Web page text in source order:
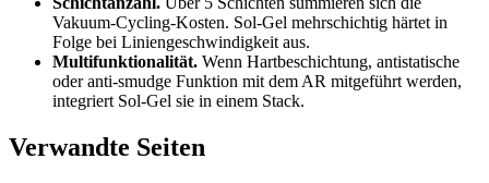
Vakuum-Cycling-Kosten. Sol-Gel mehrschichtig härtet in
Folge bei Liniengeschwindigkeit aus.
Multifunktionalität. Wenn Hartbeschichtung, antistatische
oder anti-smudge Funktion mit dem AR mitgeführt werden,
integriert Sol-Gel sie in einem Stack.
Verwandte Seiten